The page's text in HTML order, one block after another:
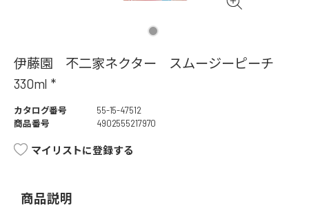
伊藤園 不二家ネクター スムージーピーチ
330ml *
カタログ番号
55-15-47512
商品番号
4902555217970
マイリストに登録する
商品説明